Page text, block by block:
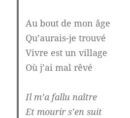
Au bout de mon âge
Qu’aurais-je trouvé
Vivre est un village
Où j’ai mal rêvé
Il m’a fallu naître
Et mourir s’en suit